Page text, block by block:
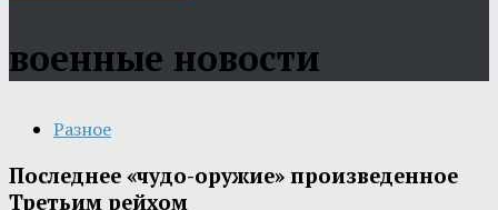
военные новости
Разное
Последнее «чудо-оружие» произведенное
Третьим рейхом